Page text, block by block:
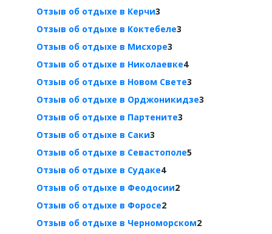
Отзыв об отдыхе в Керчи3
Отзыв об отдыхе в Коктебеле3
Отзыв об отдыхе в Мисхоре3
Отзыв об отдыхе в Николаевке4
Отзыв об отдыхе в Новом Свете3
Отзыв об отдыхе в Орджоникидзе3
Отзыв об отдыхе в Партените3
Отзыв об отдыхе в Саки3
Отзыв об отдыхе в Севастополе5
Отзыв об отдыхе в Судаке4
Отзыв об отдыхе в Феодосии2
Отзыв об отдыхе в Форосе2
Отзыв об отдыхе в Черноморском2